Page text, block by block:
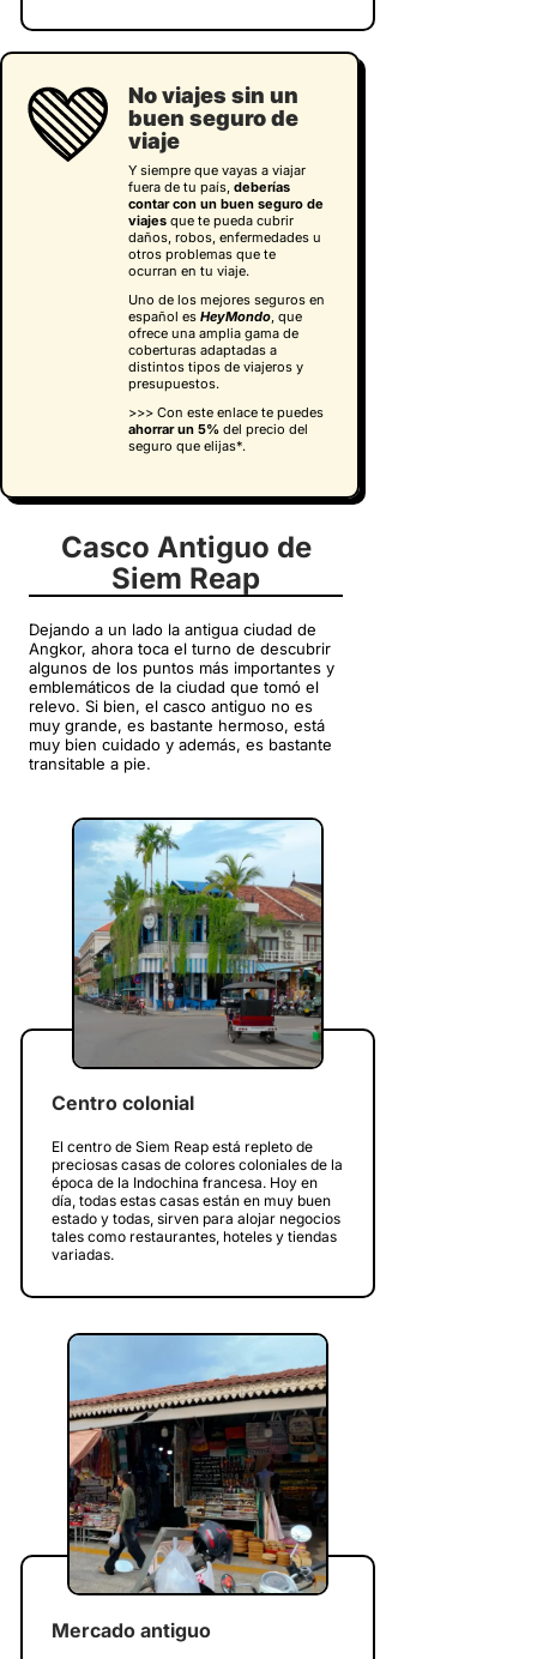
No viajes sin un
buen seguro de
viaje
Y siempre que vayas a viajar
fuera de tu país, deberías
contar con un buen seguro de
viajesque te pueda cubrir
daños, robos, enfermedades u
otros problemas que te
ocurran en tu viaje.
Uno de los mejores seguros en
español es HeyMondo, que
ofrece una amplia gama de
coberturas adaptadas a
distintos tipos de viajeros y
presupuestos.
>>> Con este enlace te puedes
ahorrar un 5%del precio del
seguro que elijas*.
Casco Antiguo de
Siem Reap
Dejando a un lado la antigua ciudad de
Angkor, ahora toca el turno de descubrir
algunos de los puntos más importantes y
emblemáticos de la ciudad que tomó el
relevo. Si bien, el casco antiguo no es
muy grande, es bastante hermoso, está
muy bien cuidado y además, es bastante
transitable a pie.
Centro colonial
El centro de Siem Reap está repleto de
preciosas casas de colores coloniales de la
época de la Indochina francesa. Hoy en
día, todas estas casas están en muy buen
estado y todas, sirven para alojar negocios
tales como restaurantes, hoteles y tiendas
variadas.
Mercado antiguo